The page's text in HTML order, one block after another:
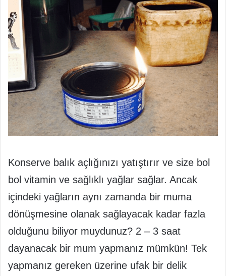
Konserve balık açlığınızı yatıştırır ve size bol
bol vitamin ve sağlıklı yağlar sağlar. Ancak
içindeki yağların aynı zamanda bir muma
dönüşmesine olanak sağlayacak kadar fazla
olduğunu biliyor muydunuz? 2 – 3 saat
dayanacak bir mum yapmanız mümkün! Tek
yapmanız gereken üzerine ufak bir delik